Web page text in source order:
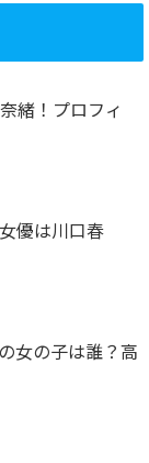
緒！プロフィ
優は川口春
女の子は誰？高